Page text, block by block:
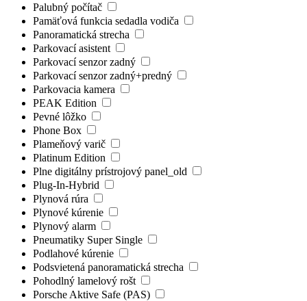
Palubný počítač
Pamäťová funkcia sedadla vodiča
Panoramatická strecha
Parkovací asistent
Parkovací senzor zadný
Parkovací senzor zadný+predný
Parkovacia kamera
PEAK Edition
Pevné lôžko
Phone Box
Plameňový varič
Platinum Edition
Plne digitálny prístrojový panel_old
Plug-In-Hybrid
Plynová rúra
Plynové kúrenie
Plynový alarm
Pneumatiky Super Single
Podlahové kúrenie
Podsvietená panoramatická strecha
Pohodlný lamelový rošt
Porsche Aktive Safe (PAS)